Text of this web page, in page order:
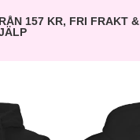
157 KR, FRI FRAKT &